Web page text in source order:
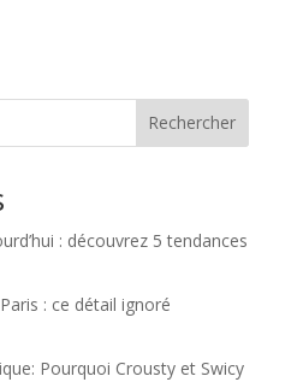
Rechercher
: découvrez 5 tendances
: ce détail ignoré
Pourquoi Crousty et Swicy